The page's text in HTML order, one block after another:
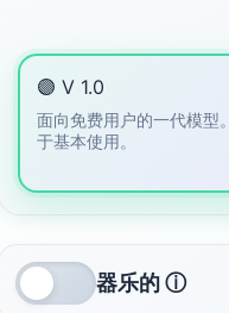
🟣 V 1.0
面向免费用户的一代模型
于基本使用。
器乐的 ⓘ